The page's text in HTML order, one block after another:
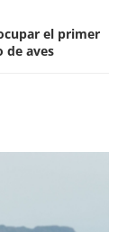
el primer
de aves